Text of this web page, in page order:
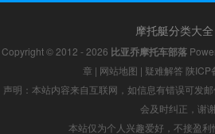
摩托艇分类大全
Copyright © 2012 - 2026 比亚乔摩托车部落
章 | 网站地图 | 疑难解答 陕ICP
声明：本站内容来自互联网，如信息有错误可发
会及时纠正，谢谢
本站仅为个人兴趣爱好，不接盈